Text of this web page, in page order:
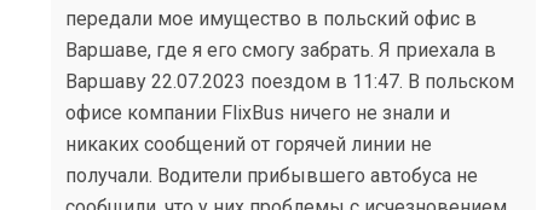
передали мое имущество в польский офис в
Варшаве, где я его смогу забрать. Я приехала в
Варшаву 22.07.2023 поездом в 11:47. В польском
офисе компании FlixBus ничего не знали и
никаких сообщений от горячей линии не
получали. Водители прибывшего автобуса не